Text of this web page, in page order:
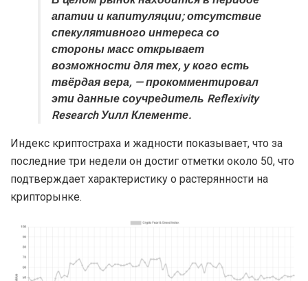
апатии и капитуляции; отсутствие
спекулятивного интереса со
стороны масс открывает
возможности для тех, у кого есть
твёрдая вера, — прокомментировал
эти данные соучредитель Reflexivity
Research Уилл Клементе.
Индекс криптостраха и жадности показывает, что за
последние три недели он достиг отметки около 50, что
подтверждает характеристику о растерянности на
крипторынке.